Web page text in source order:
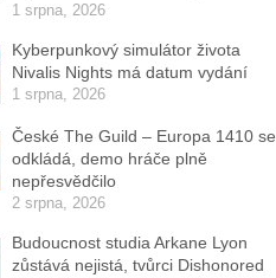
1 srpna, 2026
Kyberpunkový simulátor života
Nivalis Nights má datum vydání
1 srpna, 2026
České The Guild – Europa 1410 se
odkládá, demo hráče plně
nepřesvědčilo
2 srpna, 2026
Budoucnost studia Arkane Lyon
zůstává nejistá, tvůrci Dishonored